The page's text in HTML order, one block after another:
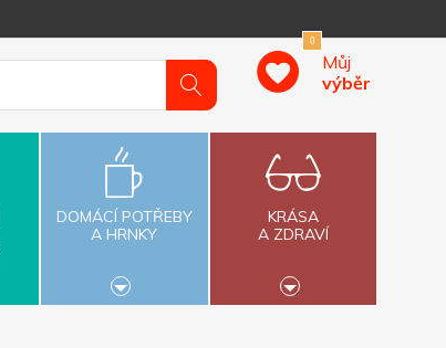
0
Můj
výběr
DOMÁCÍ POTŘEBY
A HRNKY
KRÁSA
A ZDRAVÍ